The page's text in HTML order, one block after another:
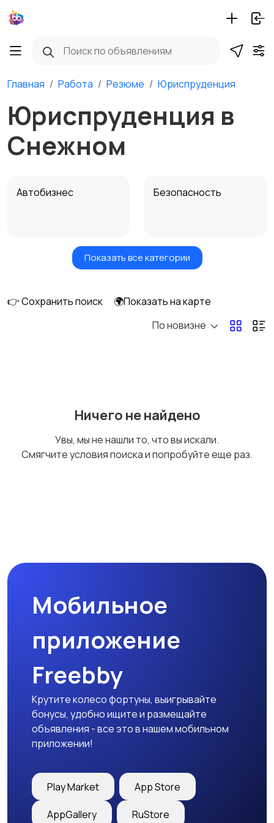
Главная Работа Резюме Юриспруденция
Юриспруденция в
Снежном
Автобизнес Безопасность
Бытовые услуги и
Высший менеджмент
Добыча сырья,
Медицина Начало карьеры
Образование и наука
закупки
Показать все категории
👉 Сохранить поиск
🌍Показать на карте
По новизне
Ничего не найдено
Увы, мы не нашли то, что вы искали.
Смягчите условия поиска и попробуйте еще раз.
Мобильное
приложение
Freebby
Крутите колесо фортуны, выигрывайте
бонусы, удобно ищите и размещайте
объявления - все это в нашем мобильном
приложении!
Play Market App Store
AppGallery RuStore